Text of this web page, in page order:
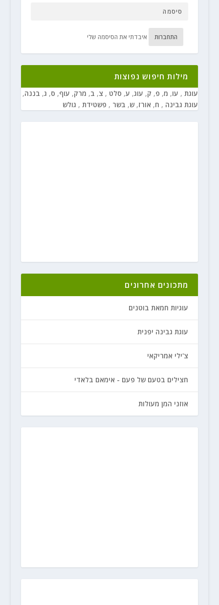
התחברות איבדתי את הסיסמה שלי
מילות חיפוש נפוצות
עוגת , עו, מ, פ, ק, עוג, ע, סלט , צ, ב, מרק, עוף, ס, ג, בננה,
עוגת גבינה , ח, אורז, ש, בשר , פשטידת , גולש
מתכונים אחרונים
עוגיות חמאת בוטנים
עוגת גבינה יפנית
צ'ילי אמריקאי
חצילים בטעם של פעם - אימאם בלאדי
אוזני המן מעולות